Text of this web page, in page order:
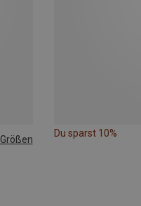
Größen
Du sparst 10%